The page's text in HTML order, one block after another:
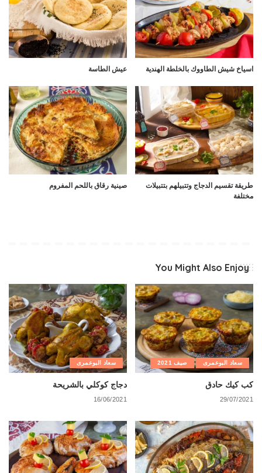
اسياخ شيش الطاووك بالخلطة الهندية عيش الطاسة
طريقة تقسيم الدجاج وتتبيلهم بتتبيلات
مختلفة
صينية رقاق باللحم المفروم
You Might Also Enjoy
سعاد البوعمرى صيف 2021
كب كيك حادق
29/07/2021
سعاد البوعمرى
دجاج كوكلي بالشريحة
16/06/2021